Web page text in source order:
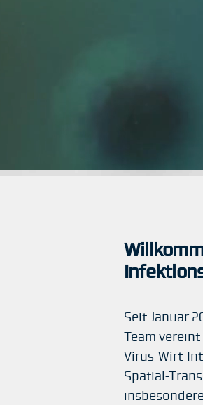
Seit Januar
Team
Virus-Wirt-
Spatial-